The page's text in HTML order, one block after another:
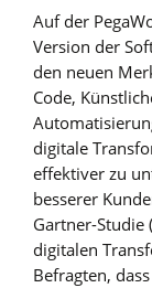
Auf der
Version der
den neuen
Code,
digitale
effektiver zu
besserer
Gartner-Studie
digitalen
Befragten,